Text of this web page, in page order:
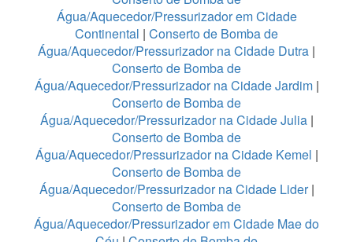
Água/Aquecedor/Pressurizador em Cidade
Continental | Conserto de Bomba de
Água/Aquecedor/Pressurizador na Cidade Dutra |
Conserto de Bomba de
Água/Aquecedor/Pressurizador na Cidade Jardim|
Conserto de Bomba de
Água/Aquecedor/Pressurizador na Cidade Julia |
Conserto de Bomba de
Água/Aquecedor/Pressurizador na Cidade Kemel |
Conserto de Bomba de
Água/Aquecedor/Pressurizador na Cidade Lider|
Conserto de Bomba de
Água/Aquecedor/Pressurizador em Cidade Mae do